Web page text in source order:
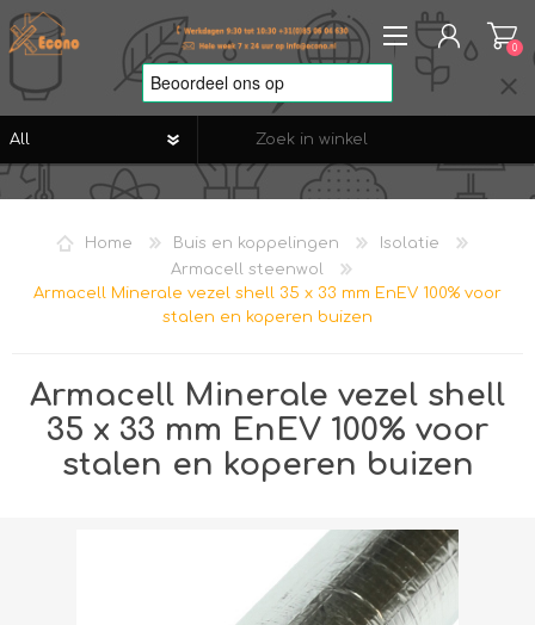
REGISTREREN
VERLANGLIJST
0
Home Buis en koppelingen
Isolatie
Armacell steenwol
Armacell Minerale vezel shell 35 x 33 mm EnEV 100% voor
stalen en koperen buizen
Armacell Minerale vezel shell
35 x 33 mm EnEV 100% voor
stalen en koperen buizen